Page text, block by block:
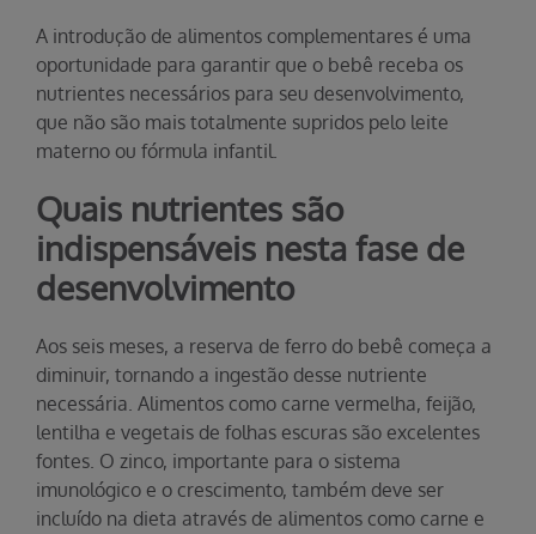
A introdução de alimentos complementares é uma
oportunidade para garantir que o bebê receba os
nutrientes necessários para seu desenvolvimento,
que não são mais totalmente supridos pelo leite
materno ou fórmula infantil.
Quais nutrientes são
indispensáveis nesta fase de
desenvolvimento
Aos seis meses, a reserva de ferro do bebê começa a
diminuir, tornando a ingestão desse nutriente
necessária. Alimentos como carne vermelha, feijão,
lentilha e vegetais de folhas escuras são excelentes
fontes. O zinco, importante para o sistema
imunológico e o crescimento, também deve ser
incluído na dieta através de alimentos como carne e